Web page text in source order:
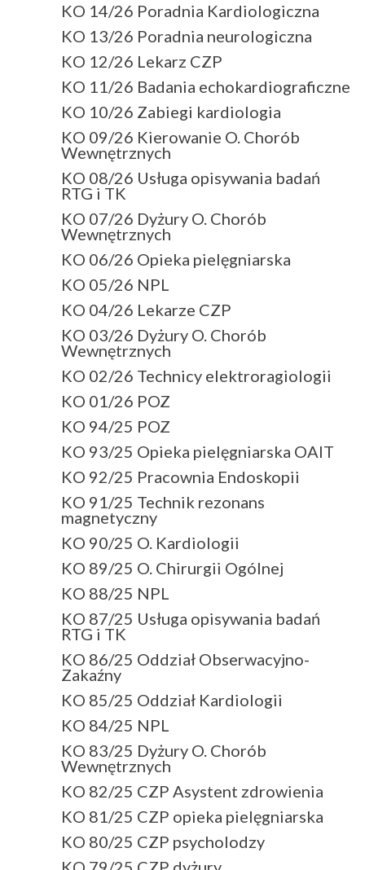
KO 14/26 Poradnia Kardiologiczna
KO 13/26 Poradnia neurologiczna
KO 12/26 Lekarz CZP
KO 11/26 Badania echokardiograficzne
KO 10/26 Zabiegi kardiologia
KO 09/26 Kierowanie O. Chorób
Wewnętrznych
KO 08/26 Usługa opisywania badań
RTG i TK
KO 07/26 Dyżury O. Chorób
Wewnętrznych
KO 06/26 Opieka pielęgniarska
KO 05/26 NPL
KO 04/26 Lekarze CZP
KO 03/26 Dyżury O. Chorób
Wewnętrznych
KO 02/26 Technicy elektroragiologii
KO 01/26 POZ
KO 94/25 POZ
KO 93/25 Opieka pielęgniarska OAIT
KO 92/25 Pracownia Endoskopii
KO 91/25 Technik rezonans
magnetyczny
KO 90/25 O. Kardiologii
KO 89/25 O. Chirurgii Ogólnej
KO 88/25 NPL
KO 87/25 Usługa opisywania badań
RTG i TK
KO 86/25 Oddział Obserwacyjno-
Zakaźny
KO 85/25 Oddział Kardiologii
KO 84/25 NPL
KO 83/25 Dyżury O. Chorób
Wewnętrznych
KO 82/25 CZP Asystent zdrowienia
KO 81/25 CZP opieka pielęgniarska
KO 80/25 CZP psycholodzy